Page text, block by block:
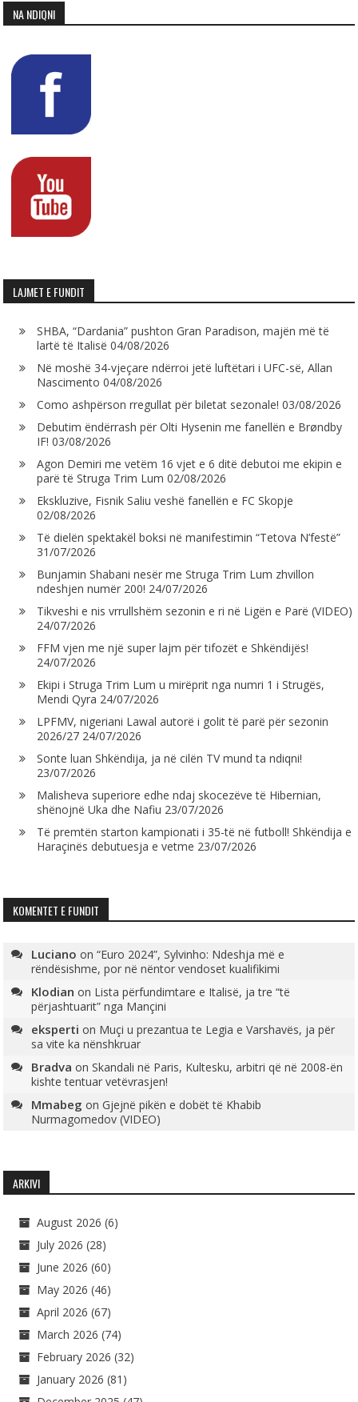
NA NDIQNI
LAJMET E FUNDIT
SHBA, “Dardania” pushton Gran Paradison, majën më të
lartë të Italisë 04/08/2026
Në moshë 34-vjeçare ndërroi jetë luftëtari i UFC-së, Allan
Nascimento 04/08/2026
Como ashpërson rregullat për biletat sezonale! 03/08/2026
Debutim ëndërrash për Olti Hysenin me fanellën e Brøndby
IF! 03/08/2026
Agon Demiri me vetëm 16 vjet e 6 ditë debutoi me ekipin e
parë të Struga Trim Lum 02/08/2026
Ekskluzive, Fisnik Saliu veshë fanellën e FC Skopje
02/08/2026
Të dielën spektakël boksi në manifestimin “Tetova N’festë”
31/07/2026
Bunjamin Shabani nesër me Struga Trim Lum zhvillon
ndeshjen numër 200! 24/07/2026
Tikveshi e nis vrrullshëm sezonin e ri në Ligën e Parë (VIDEO)
24/07/2026
FFM vjen me një super lajm për tifozët e Shkëndijës!
24/07/2026
Ekipi i Struga Trim Lum u mirëprit nga numri 1 i Strugës,
Mendi Qyra 24/07/2026
LPFMV, nigeriani Lawal autorë i golit të parë për sezonin
2026/27 24/07/2026
Sonte luan Shkëndija, ja në cilën TV mund ta ndiqni!
23/07/2026
Malisheva superiore edhe ndaj skocezëve të Hibernian,
shënojnë Uka dhe Nafiu 23/07/2026
Të premtën starton kampionati i 35-të në futboll! Shkëndija e
Haraçinës debutuesja e vetme 23/07/2026
KOMENTET E FUNDIT
Luciano on“Euro 2024”, Sylvinho: Ndeshja më e
rëndësishme, por në nëntor vendoset kualifikimi
Klodian on Lista përfundimtare e Italisë, ja tre “të
përjashtuarit” nga Mançini
eksperti on Muçi u prezantua te Legia e Varshavës, ja për
sa vite ka nënshkruar
Bradva onSkandali në Paris, Kultesku, arbitri që në 2008-ën
kishte tentuar vetëvrasjen!
Mmabeg onGjejnë pikën e dobët të Khabib
Nurmagomedov (VIDEO)
ARKIVI
August 2026 (6)
July 2026 (28)
June 2026 (60)
May 2026 (46)
April 2026 (67)
March 2026 (74)
February 2026 (32)
January 2026 (81)